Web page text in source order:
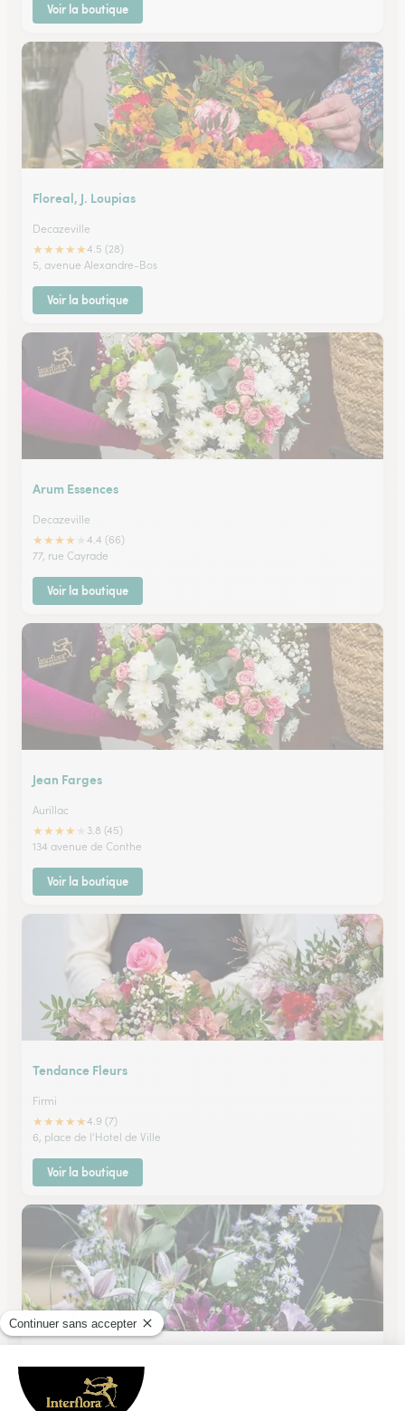
Voir la boutique
Floreal, J. Loupias
Decazeville
★★★★★4.5 (28)
5, avenue Alexandre-Bos
Voir la boutique
Arum Essences
Decazeville
★★★★
4.4 (66)
77, rue Cayrade
Voir la boutique
Jean Farges
Aurillac
★★★★
3.8 (45)
134 avenue de Conthe
Voir la boutique
Tendance Fleurs
Firmi
★★★★★4.9 (7)
6, place de l'Hotel de Ville
Voir la boutique